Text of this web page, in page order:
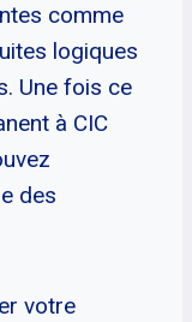
comme
logiques
Une fois ce
à CIC
des
votre